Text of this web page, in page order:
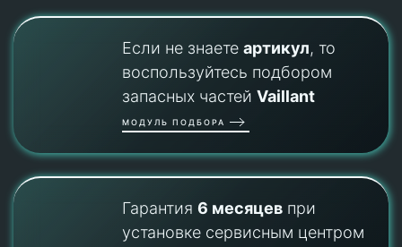
Если не знаете артикул, то
воспользуйтесь подбором
запасных частей Vaillant
МОДУЛЬ ПОДБОРА
Гарантия 6 месяцевпри
установке сервисным центром